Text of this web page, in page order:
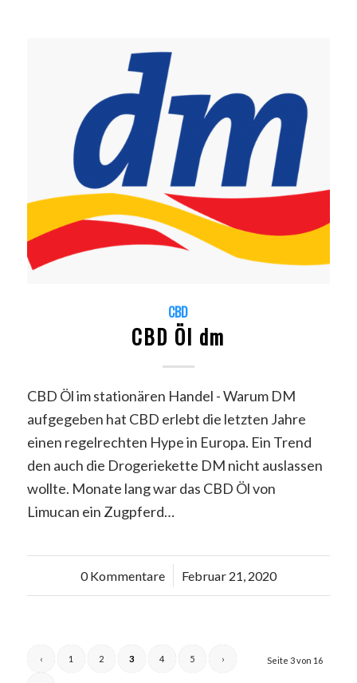
CBD
CBD Öl dm
CBD Öl im stationären Handel - Warum DM
aufgegeben hat CBD erlebt die letzten Jahre
einen regelrechten Hype in Europa. Ein Trend
den auch die Drogeriekette DM nicht auslassen
wollte. Monate lang war das CBD Öl von
Limucan ein Zugpferd…
0 Kommentare
/ Februar 21, 2020
Seite 3 von 16
‹ 1 2 3 4 5 ›